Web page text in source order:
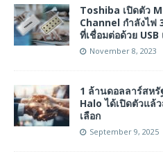
Toshiba เปิดตัว
Channel กำลังไฟ
ที่เชื่อมต่อด้วย
November 8, 2023
1 ล้านดอลลาร์สหรั
Halo ได้เปิดตัวแล้
เลือก
September 9, 2025